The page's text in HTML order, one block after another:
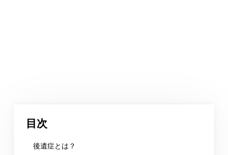
目次
後遺症とは？